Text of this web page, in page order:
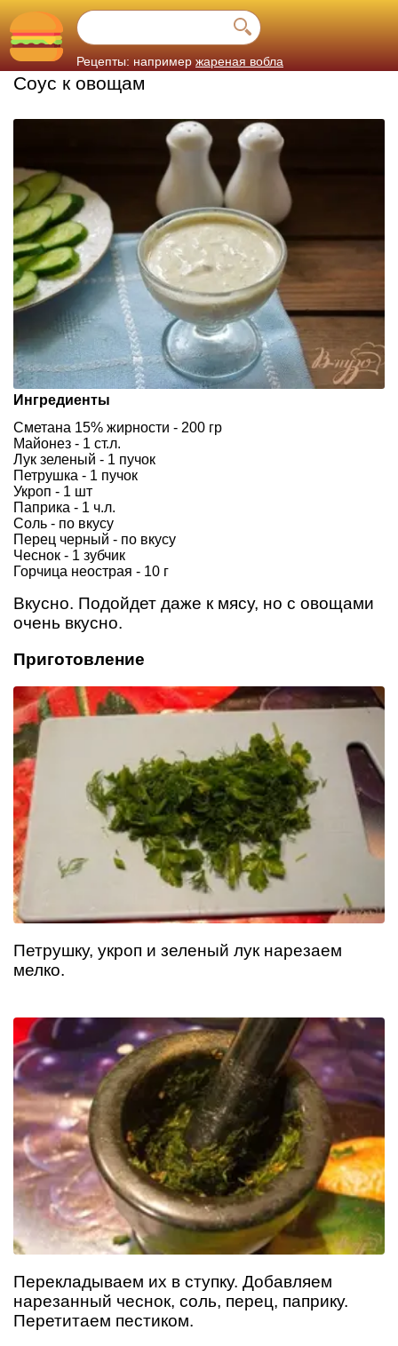
Рецепты: например жареная вобла
Соус к овощам
Ингредиенты
Сметана 15% жирности - 200 гр
Майонез - 1 ст.л.
Лук зеленый - 1 пучок
Петрушка - 1 пучок
Укроп - 1 шт
Паприка - 1 ч.л.
Соль - по вкусу
Перец черный - по вкусу
Чеснок - 1 зубчик
Горчица неострая - 10 г
Вкусно. Подойдет даже к мясу, но с овощами
очень вкусно.
Приготовление
Петрушку, укроп и зеленый лук нарезаем
мелко.
Перекладываем их в ступку. Добавляем
нарезанный чеснок, соль, перец, паприку.
Перетитаем пестиком.